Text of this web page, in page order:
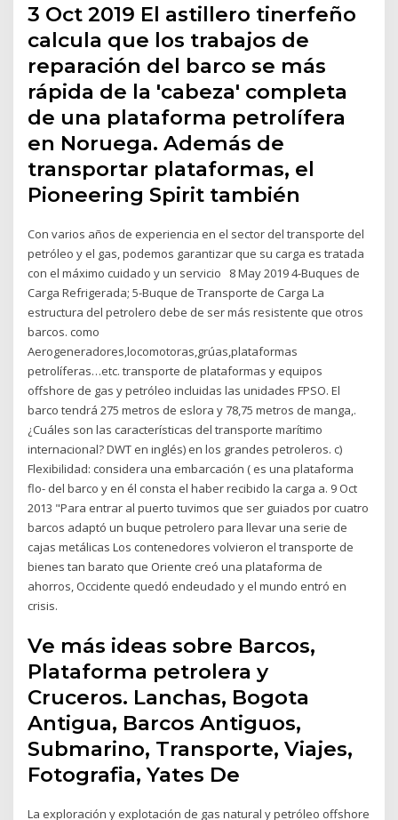
3 Oct 2019 El astillero tinerfeño
calcula que los trabajos de
reparación del barco se más
rápida de la 'cabeza' completa
de una plataforma petrolífera
en Noruega. Además de
transportar plataformas, el
Pioneering Spirit también
Con varios años de experiencia en el sector del transporte del
petróleo y el gas, podemos garantizar que su carga es tratada
con el máximo cuidado y un servicio 8 May 2019 4-Buques de
Carga Refrigerada; 5-Buque de Transporte de Carga La
estructura del petrolero debe de ser más resistente que otros
barcos. como
Aerogeneradores,locomotoras,grúas,plataformas
petrolíferas…etc. transporte de plataformas y equipos
offshore de gas y petróleo incluidas las unidades FPSO. El
barco tendrá 275 metros de eslora y 78,75 metros de manga,.
¿Cuáles son las características del transporte marítimo
internacional? DWT en inglés) en los grandes petroleros. c)
Flexibilidad: considera una embarcación ( es una plataforma
flo- del barco y en él consta el haber recibido la carga a. 9 Oct
2013 "Para entrar al puerto tuvimos que ser guiados por cuatro
barcos adaptó un buque petrolero para llevar una serie de
cajas metálicas Los contenedores volvieron el transporte de
bienes tan barato que Oriente creó una plataforma de
ahorros, Occidente quedó endeudado y el mundo entró en
crisis.
Ve más ideas sobre Barcos,
Plataforma petrolera y
Cruceros. Lanchas, Bogota
Antigua, Barcos Antiguos,
Submarino, Transporte, Viajes,
Fotografia, Yates De
La exploración y explotación de gas natural y petróleo offshore